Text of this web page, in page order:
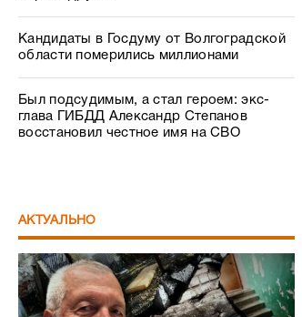
Кандидаты в Госдуму от Волгоградской
области померились миллионами
Был подсудимым, а стал героем: экс-
глава ГИБДД Александр Степанов
восстановил честное имя на СВО
АКТУАЛЬНО